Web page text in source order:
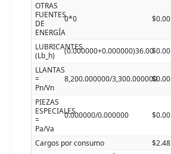
OTRAS
FUENTES
DE
ENERGÍA
0*0 $0.00
LUBRICANTES
(Lb_h)
(0.000000+0.000000)36.00$0.00
LLANTAS
=
Pn/Vn
8,200.000000/3,300.000000$0.00
PIEZAS
ESPECIALES
=
Pa/Va
0.000000/0.000000 $0.00
Cargos por consumo $2.48